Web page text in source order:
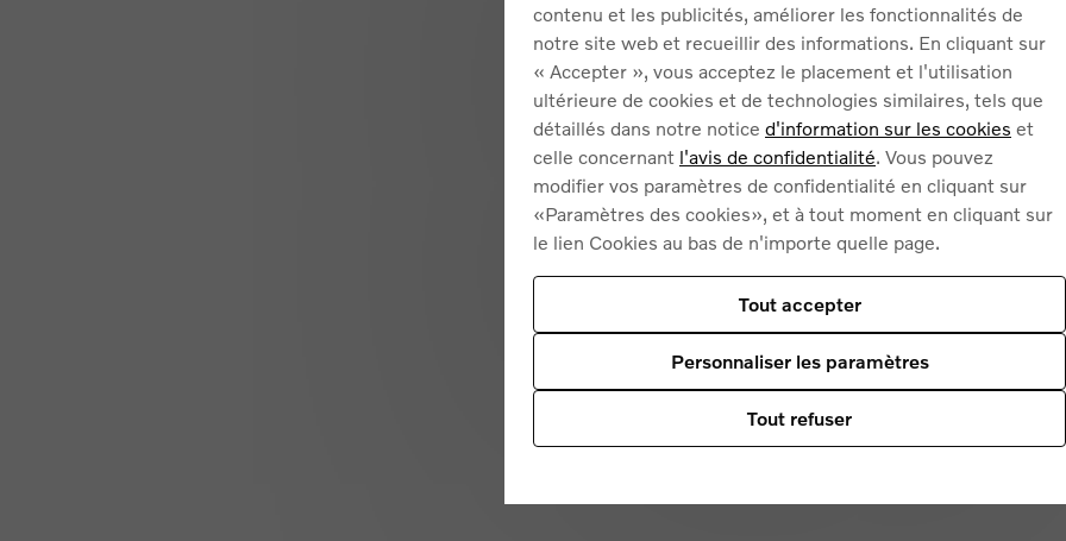
contenu et les publicités, améliorer les fonctionnalités de
notre site web et recueillir des informations. En cliquant sur
« Accepter », vous acceptez le placement et l'utilisation
ultérieure de cookies et de technologies similaires, tels que
détaillés dans notre notice d'information sur les cookies et
celle concernant l'avis de confidentialité. Vous pouvez
modifier vos paramètres de confidentialité en cliquant sur
«Paramètres des cookies», et à tout moment en cliquant sur
le lien Cookies au bas de n'importe quelle page.
Tout accepter
Personnaliser les paramètres
Tout refuser